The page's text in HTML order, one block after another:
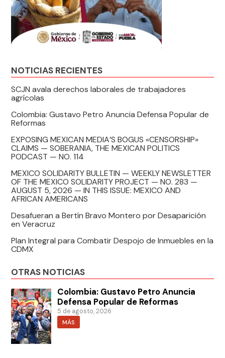
NOTICIAS RECIENTES
SCJN avala derechos laborales de trabajadores
agrícolas
Colombia: Gustavo Petro Anuncia Defensa Popular de
Reformas
EXPOSING MEXICAN MEDIA’S BOGUS «CENSORSHIP»
CLAIMS — SOBERANIA, THE MEXICAN POLITICS
PODCAST — NO. 114
MEXICO SOLIDARITY BULLETIN — WEEKLY NEWSLETTER
OF THE MEXICO SOLIDARITY PROJECT — NO. 283 —
AUGUST 5, 2026 — IN THIS ISSUE: MEXICO AND
AFRICAN AMERICANS
Desafueran a Bertín Bravo Montero por Desaparición
en Veracruz
Plan Integral para Combatir Despojo de Inmuebles en la
CDMX
OTRAS NOTICIAS
Colombia: Gustavo Petro Anuncia
Defensa Popular de Reformas
5 de agosto, 2026
MÁS